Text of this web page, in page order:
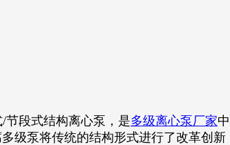
节段式结构离心泵，是多级离心泵厂家
多级泵将传统的结构形式进行了改革创